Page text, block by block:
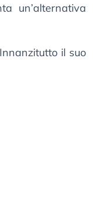
un’alternativa
il suo